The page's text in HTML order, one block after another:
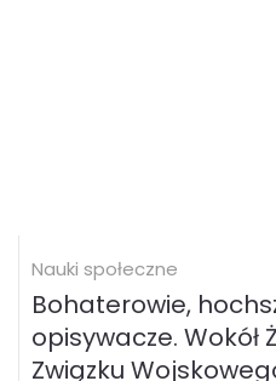
Nauki społeczne
Bohaterowie,
opisywacze. Wokół
Związku